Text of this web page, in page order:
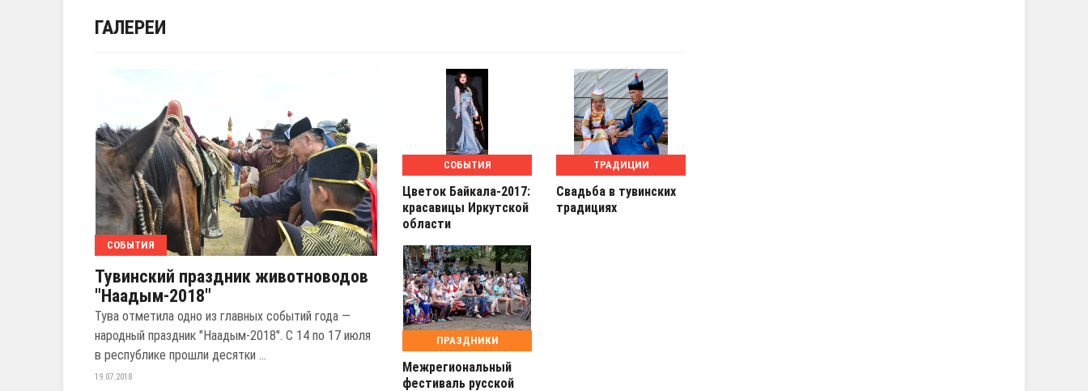
ГАЛЕРЕИ
СОБЫТИЯ
Тувинский праздник животноводов
"Наадым-2018"
Тува отметила одно из главных событий года —
народный праздник "Наадым-2018". С 14 по 17 июля
в республике прошли десятки ...
19.07.2018
СОБЫТИЯ
Цветок Байкала-2017:
красавицы Иркутской
области
ТРАДИЦИИ
Свадьба в тувинских
традициях
ПРАЗДНИКИ
Межрегиональный
фестиваль русской